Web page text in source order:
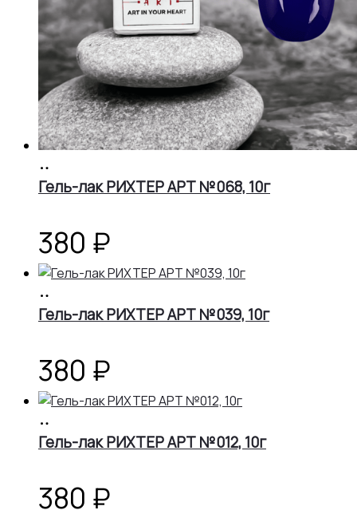
корзину
Гель-лак РИХТЕР АРТ №068, 10г
380 ₽
корзину
Гель-лак РИХТЕР АРТ №039, 10г
380 ₽
корзину
Гель-лак РИХТЕР АРТ №012, 10г
380 ₽